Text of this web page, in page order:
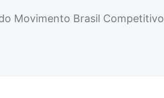
Movimento Brasil Competitivo